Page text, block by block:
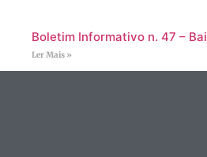
Boletim Informativo n. 47 –
Ler Mais »